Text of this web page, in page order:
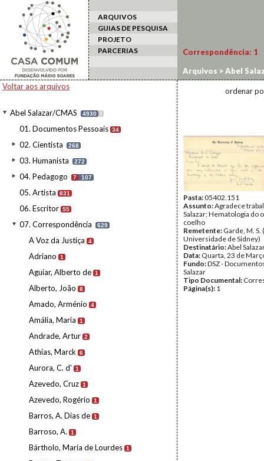
ARQUIVOS
GUIAS DE PESQUISA
PROJETO
PARCERIAS
Voltar aos arquivos
Abel Salazar/CMAS 4930 I
01. Documentos Pessoais 34
02. Cientista 268
03. Humanista 272
04. Pedagogo 7 107
05. Artista 831
06. Escritor 55
07. Correspondência 629
A Voz da Justiça 4
Adriano 1
Aguiar, Alberto de 1
Alberto, João 8
Amado, Arménio 4
Amália, Maria 1
Andrade, Artur 2
Athias, Marck 6
Aurora, C. d' 1
Azevedo, Cruz 1
Azevedo, Rogério 1
Barros, A. Dias de 1
Barroso, A. 1
Bártholo, Maria de Lourdes 1
Correspondência: 1
Arquivos >Abel
ordenar
Pasta:05402.151
Assunto:Agradece
Salazar; Hematologia do
coelho
Remetente: Garde, M. S. (
Universidade de Sidney)
Destinatário:Abel
Data: Quarta, 23 de
Fundo:DSZ -
Salazar
Tipo Documental:
Página(s): 1